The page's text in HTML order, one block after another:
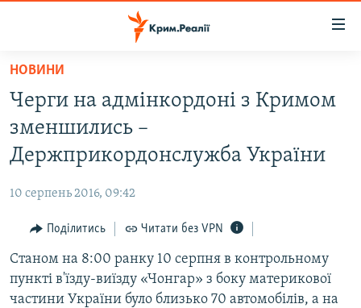
Перейти
основного
матеріалу
Перейти
до
основної
навігації
Перейти
пошуку
ВОДА.КРИМ
ВІДЕО ТА ФОТО
БЛОГИ
ПОГЛЯД
ІНТЕРВ'Ю
ВСЕ ЗА ДЕНЬ
НОВИНИ
Черги на адмінкордоні з Кримом
зменшились –
Держприкордонслужба України
10 серпень 2016, 09:42
Поділитись Читати без VPN
Станом на 8:00 ранку 10 серпня в контрольному
пункті в'їзду-виїзду «Чонгар» з боку материкової
частини України було близько 70 автомобілів, а на